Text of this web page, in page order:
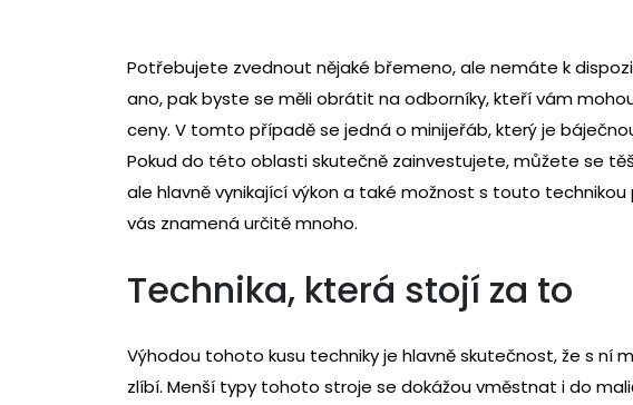
Potřebujete zvednout nějaké břemeno, ale nemáte k
ano, pak byste se měli obrátit na odborníky, kteří vám
ceny. V tomto případě se jedná o minijeřáb, který je
Pokud do této oblasti skutečně zainvestujete, můžete se
ale hlavně vynikající výkon a také možnost s touto
vás znamená určitě mnoho.
Technika, která stojí za to
Výhodou tohoto kusu techniky je hlavně skutečnost, že s ní
zlíbí. Menší typy tohoto stroje se dokážou vměstnat i do